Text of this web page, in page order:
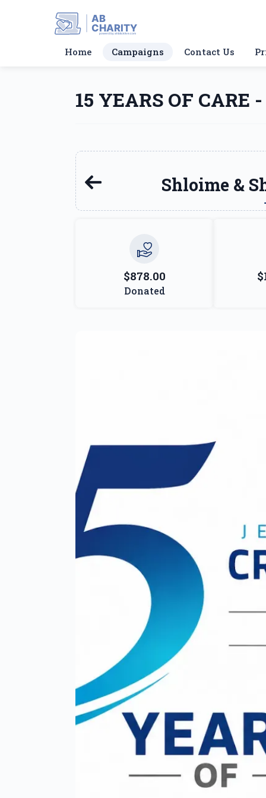
AB
CHARITY
powerd by ahblicklive.com
Home Campaigns Contact Us
15 YEARS OF CARE
Shloime &
$878.00
Donated